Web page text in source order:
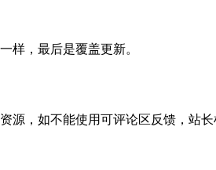
样，最后是覆盖更新。
，如不能使用可评论区反馈，站